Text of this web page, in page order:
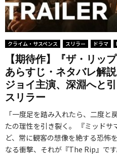
クライム・サスペンス スリラー ドラマ
【期待作】『ザ・リッ
あらすじ・ネタバレ解
ジョイ主演、深淵へと
スリラー
「一度足を踏み入れたら、二度
たの理性を引き裂く。 『ミッドサ
ど、常に観客の想像を絶する恐怖
なる衝撃、それが『The Rip』で